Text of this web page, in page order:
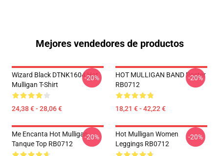
Mejores vendedores de productos
Wizard Black DTNK1604 Hot
Mulligan T-Shirt
24,38 € - 28,06 €
-20%
HOT MULLIGAN BAND Poster
RB0712
18,21 € - 42,22 €
-20%
Me Encanta Hot Mulligan
Tanque Top RB0712
-20%
Hot Mulligan Women
Leggings RB0712
-20%